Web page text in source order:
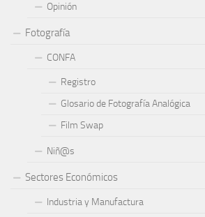
Opinión
Fotografía
CONFA
Registro
Glosario de Fotografía Analógica
Film Swap
Niñ@s
Sectores Económicos
Industria y Manufactura